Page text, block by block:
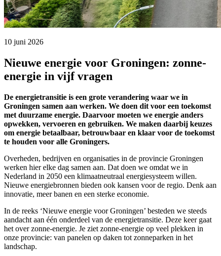
10 juni 2026
Nieuwe energie voor Groningen: zonne-
energie in vijf vragen
De energietransitie is een grote verandering waar we in
Groningen samen aan werken. We doen dit voor een toekomst
met duurzame energie. Daarvoor moeten we energie anders
opwekken, vervoeren en gebruiken. We maken daarbij keuzes
om energie betaalbaar, betrouwbaar en klaar voor de toekomst
te houden voor alle Groningers.
Overheden, bedrijven en organisaties in de provincie Groningen
werken hier elke dag samen aan. Dat doen we omdat we in
Nederland in 2050 een klimaatneutraal energiesysteem willen.
Nieuwe energiebronnen bieden ook kansen voor de regio. Denk aan
innovatie, meer banen en een sterke economie.
In de reeks ‘Nieuwe energie voor Groningen’ besteden we steeds
aandacht aan één onderdeel van de energietransitie. Deze keer gaat
het over zonne-energie. Je ziet zonne-energie op veel plekken in
onze provincie: van panelen op daken tot zonneparken in het
landschap.